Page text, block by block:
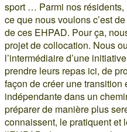
sport … Parmi nos résidents,
ce que nous voulons c’est
de ces EHPAD. Pour ça,
projet de collocation. Nous
l’intermédiaire d’une
prendre leurs repas ici, de
façon de créer une
indépendante dans un
préparer de manière plus
connaissent, le pratiquent et